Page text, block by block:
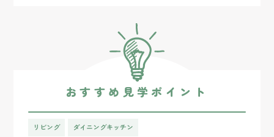
おすすめ見学ポイント
リビング ダイニングキッチン